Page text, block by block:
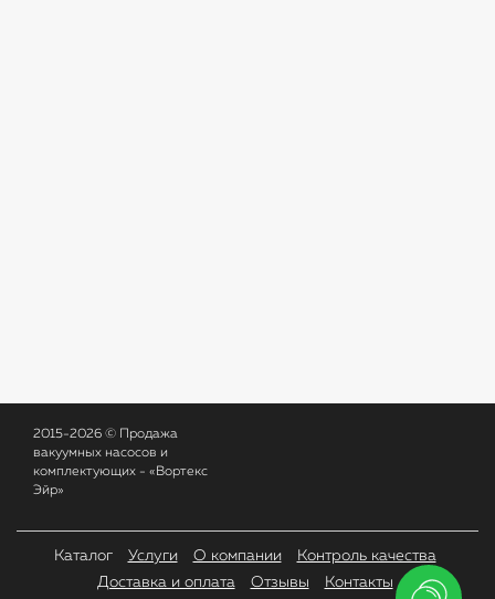
2015-2026 © Продажа
вакуумных насосов и
комплектующих - «Вортекс
Эйр»
Каталог Услуги О компании
Контроль качества
Доставка и оплата
Отзывы Контакты